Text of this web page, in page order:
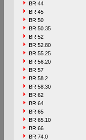
BR 44
BR 45
BR 50
BR 50.35
BR 52
BR 52.80
BR 55.25
BR 56.20
BR 57
BR 58.2
BR 58.30
BR 62
BR 64
BR 65
BR 65.10
BR 66
BR 74.0